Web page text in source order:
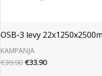
OSB-3 levy
KAMPANJA
€39.90 €33.90